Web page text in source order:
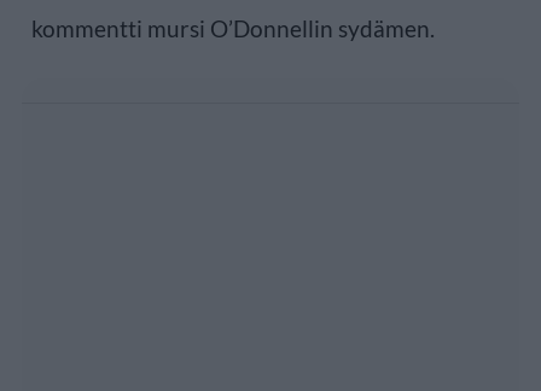
kommentti mursi O’Donnellin sydämen.